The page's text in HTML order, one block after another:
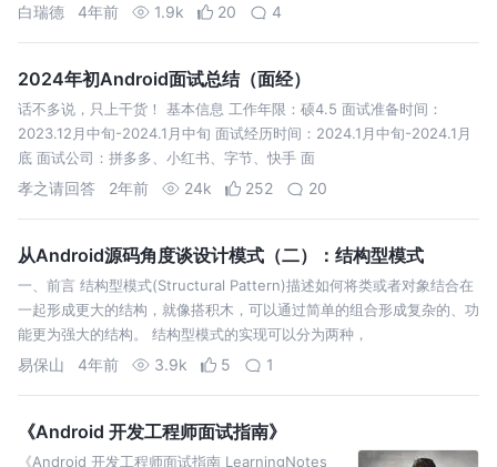
白瑞德 4年前 1.9k 20 4
2024年初Android面试总结（面经）
话不多说，只上干货！ 基本信息 工作年限：硕4.5 面试准备时间：
2023.12月中旬-2024.1月中旬 面试经历时间：2024.1月中旬-2024.1月
底 面试公司：拼多多、小红书、字节、快手 面
孝之请回答 2年前 24k 252 20
从Android源码角度谈设计模式（二）：结构型模式
一、前言 结构型模式(Structural Pattern)描述如何将类或者对象结合在
一起形成更大的结构，就像搭积木，可以通过简单的组合形成复杂的、功
能更为强大的结构。 结构型模式的实现可以分为两种，
易保山 4年前 3.9k 5 1
《Android 开发工程师面试指南》
《Android 开发工程师面试指南 LearningNotes